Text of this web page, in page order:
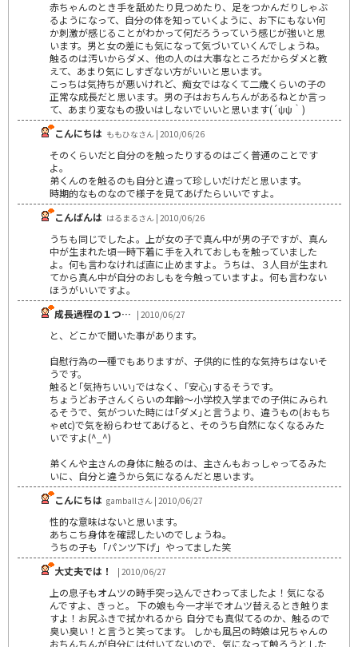
赤ちゃんのとき手を舐めたり見つめたり、足をつかんだりしゃぶ
るようになって、自分の体を知っていくように、お下にもない何
か刺激が感じることがわかって何だろうっていう感じが強いと思
います。男と女の差にも気になって気づいていくんでしょうね。
触るのは汚いからダメ、他の人のは大事なところだからダメと教
えて、あまり気にしすぎない方がいいと思います。
こっちは気持ちが悪いけれど、痴女ではなくて二歳くらいの子の
正常な成長だと思います。男の子はおちんちんがあるねとか言っ
て、あまり変なもの扱いはしないでいいと思います(´ψψ｀)
こんにちは ももひなさん | 2010/06/26
そのくらいだと自分のを触ったりするのはごく普通のことです
よ。
弟くんのを触るのも自分と違って珍しいだけだと思います。
時期的なものなので様子を見てあげたらいいですよ。
こんばんは はるまるさん | 2010/06/26
うちも同じでしたよ。上が女の子で真ん中が男の子ですが、真ん
中が生まれた頃一時下着に手を入れておしもを触っていました
よ。何も言わなければ直に止めますよ。うちは、３人目が生まれ
てから真ん中が自分のおしもを今触っていますよ。何も言わない
ほうがいいですよ。
成長過程の１つ… | 2010/06/27
と、どこかで聞いた事があります。
自慰行為の一種でもありますが、子供的に性的な気持ちはないそ
うです。
触ると｢気持ちいい｣ではなく、｢安心｣するそうです。
ちょうどお子さんくらいの年齢～小学校入学までの子供にみられ
るそうで、気がついた時には｢ダメ｣と言うより、違うもの(おもち
ゃetc)で気を紛らわせてあげると、そのうち自然になくなるみた
いですよ(^_^)
弟くんや主さんの身体に触るのは、主さんもおっしゃってるみた
いに、自分と違うから気になるんだと思います。
こんにちは gamballさん | 2010/06/27
性的な意味はないと思います。
あちこち身体を確認したいのでしょうね。
うちの子も「パンツ下げ」やってました笑
大丈夫では！
| 2010/06/27
上の息子もオムツの時手突っ込んでさわってましたよ！気になる
んですよ、きっと。 下の娘も今一才半でオムツ替えるとき触りま
すよ！お尻ふきで拭かれるから 自分でも真似てるのか、触るので
臭い臭い！と言うと笑ってます。 しかも風呂の時娘は兄ちゃんの
おちんちんが自分には付いてないので、気になって触ろうとした